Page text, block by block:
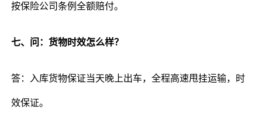
按保险公司条例全额赔付。
七、问：货物时效怎么样？
答：入库货物保证当天晚上出车，全程高速甩挂运输，时
效保证。